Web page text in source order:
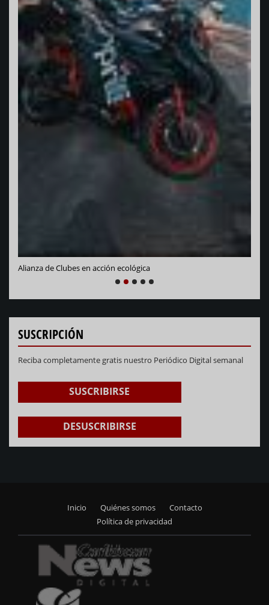
Alianza de Clubes en acción ecológica
PREVIOUS
SUSCRIPCIÓN
Reciba completamente gratis nuestro Periódico Digital semanal
SUSCRIBIRSE
DESUSCRIBIRSE
menu
Inicio Quiénes somos
Contacto
Política de privacidad